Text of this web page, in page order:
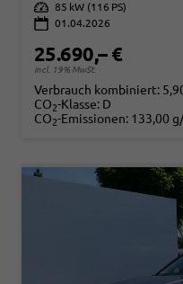
Leistung 85 kW (116 PS)
01.04.2026
25.690,– €
incl. 19% MwSt.
Verbrauch kombiniert:
CO2-Klasse: D
CO2-Emissionen: 133,00